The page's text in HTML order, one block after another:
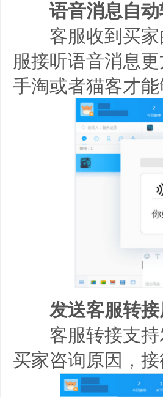
语音消息自
客服收到买家
服接听语音消息
手淘或者猫客才
发送客服转
客服转接支持
买家咨询原因，